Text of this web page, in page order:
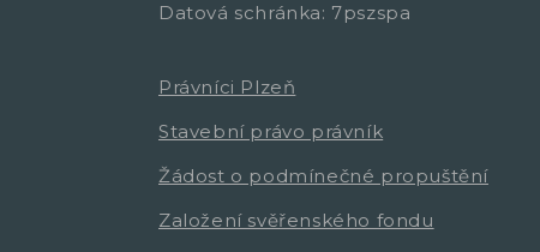
Datová schránka: 7pszspa
Právníci Plzeň
Stavební právo právník
Žádost o podmínečné propuštění
Založení svěřenského fondu